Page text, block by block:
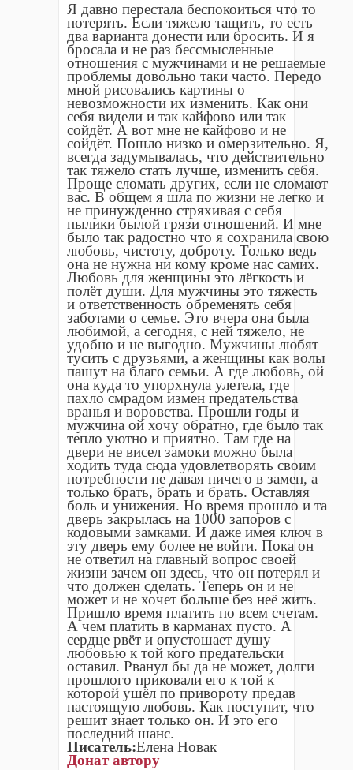
Я давно перестала беспокоиться что то
потерять. Если тяжело тащить, то есть
два варианта донести или бросить. И я
бросала и не раз бессмысленные
отношения с мужчинами и не решаемые
проблемы довольно таки часто. Передо
мной рисовались картины о
невозможности их изменить. Как они
себя видели и так кайфово или так
сойдëт. А вот мне не кайфово и не
сойдëт. Пошло низко и омерзительно. Я,
всегда задумывалась, что действительно
так тяжело стать лучше, изменить себя.
Проще сломать других, если не сломают
вас. В общем я шла по жизни не легко и
не принужденно стряхивая с себя
пылики былой грязи отношений. И мне
было так радостно что я сохранила свою
любовь, чистоту, доброту. Только ведь
она не нужна ни кому кроме нас самих.
Любовь для женщины это лëгкость и
полëт души. Для мужчины это тяжесть
и ответственность обременять себя
заботами о семье. Это вчера она была
любимой, а сегодня, с ней тяжело, не
удобно и не выгодно. Мужчины любят
тусить с друзьями, а женщины как волы
пашут на благо семьи. А где любовь, ой
она куда то упорхнула улетела, где
пахло смрадом измен предательства
вранья и воровства. Прошли годы и
мужчина ой хочу обратно, где было так
тепло уютно и приятно. Там где на
двери не висел замоки можно была
ходить туда сюда удовлетворять своим
потребности не давая ничего в замен, а
только брать, брать и брать. Оставляя
боль и унижения. Но время прошло и та
дверь закрылась на 1000 запоров с
кодовыми замками. И даже имея ключ в
эту дверь ему более не войти. Пока он
не ответил на главный вопрос своей
жизни зачем он здесь, что он потерял и
что должен сделать. Теперь он и не
может и не хочет больше без неë жить.
Пришло время платить по всем счетам.
А чем платить в карманах пусто. А
сердце рвëт и опустошает душу
любовью к той кого предательски
оставил. Рванул бы да не может, долги
прошлого приковали его к той к
которой ушёл по привороту предав
настоящую любовь. Как поступит, что
решит знает только он. И это его
последний шанс.
Писатель:Елена Новак
Донат автору